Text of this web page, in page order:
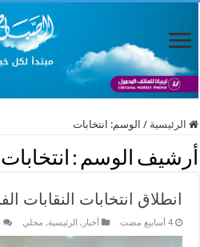
الرئيسية / الوسم: انتخابات
أرشيف الوسم : انتخابات
انطلاق انتخابات النقابات
‏4 أسابيع مضت أخبار , الرئيسية, محلي